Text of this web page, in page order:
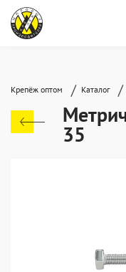
Крепёж оптом / Каталог /
35